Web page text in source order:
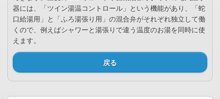
器には、「ツイン湯温コントロール」という機能があり、「蛇
口給湯用」と「ふろ湯張り用」の混合弁がそれぞれ独立して働
くので、例えばシャワーと湯張りで違う温度のお湯を同時に使
えます。
戻る